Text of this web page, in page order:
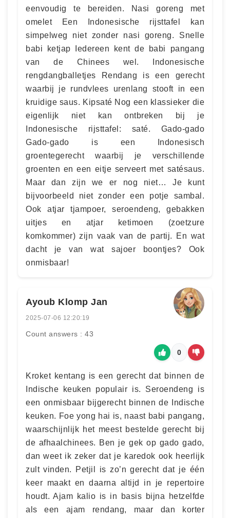
eenvoudig te bereiden. Nasi goreng met
omelet Een Indonesische rijsttafel kan
simpelweg niet zonder nasi goreng. Snelle
babi ketjap Iedereen kent de babi pangang
van de Chinees wel. Indonesische
rengdangballetjes Rendang is een gerecht
waarbij je rundvlees urenlang stooft in een
kruidige saus. Kipsaté Nog een klassieker die
eigenlijk niet kan ontbreken bij je
Indonesische rijsttafel: saté. Gado-gado
Gado-gado is een Indonesisch
groentegerecht waarbij je verschillende
groenten en een eitje serveert met satésaus.
Maar dan zijn we er nog niet… Je kunt
bijvoorbeeld niet zonder een potje sambal.
Ook atjar tjampoer, seroendeng, gebakken
uitjes en atjar ketimoen (zoetzure
komkommer) zijn vaak van de partij. En wat
dacht je van wat sajoer boontjes? Ook
onmisbaar!
Ayoub Klomp Jan
2025-07-06 12:20:19
Count answers : 43
0
Kroket kentang is een gerecht dat binnen de
Indische keuken populair is. Seroendeng is
een onmisbaar bijgerecht binnen de Indische
keuken. Foe yong hai is, naast babi pangang,
waarschijnlijk het meest bestelde gerecht bij
de afhaalchinees. Ben je gek op gado gado,
dan weet ik zeker dat je karedok ook heerlijk
zult vinden. Petjil is zo’n gerecht dat je één
keer maakt en daarna altijd in je repertoire
houdt. Ajam kalio is in basis bijna hetzelfde
als een ajam rendang, maar dan korter